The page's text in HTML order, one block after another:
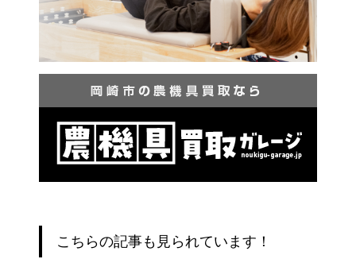
こちらの記事も見られています！